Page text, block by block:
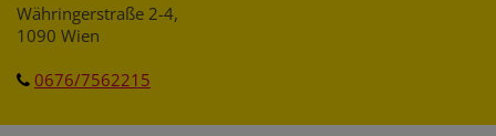
Währingerstraße 2-4,
1090 Wien
0676/7562215